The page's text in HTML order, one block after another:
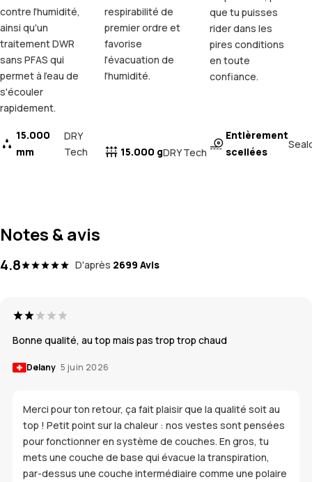
contre l'humidité,
ainsi qu'un
traitement DWR
sans PFAS qui
permet à l'eau de
s'écouler
rapidement.
15.000
mm
DRY
Tech
respirabilité de
premier ordre et
favorise
l'évacuation de
l'humidité.
15.000 gDRY Tech
que tu puisses
rider dans les
pires conditions
en toute
confiance.
Entièrement
scellées
Notes & avis
4.8 D'après 2699 Avis
Bonne qualité, au top mais pas trop trop chaud
Delany 5 juin 2026
Merci pour ton retour, ça fait plaisir que la qualité soit au
top ! Petit point sur la chaleur : nos vestes sont pensées
pour fonctionner en système de couches. En gros, tu
mets une couche de base qui évacue la transpiration,
par-dessus une couche intermédiaire comme une polaire